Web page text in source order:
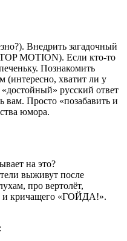
Внедрить загадочный
MOTION). Если кто-то
Познакомить
(интересно, хватит ли у
русский ответ
вам. Просто «позабавить и
юмора.
на это?
выживут после
про вертолёт,
и кричащего «ГОЙДА!».